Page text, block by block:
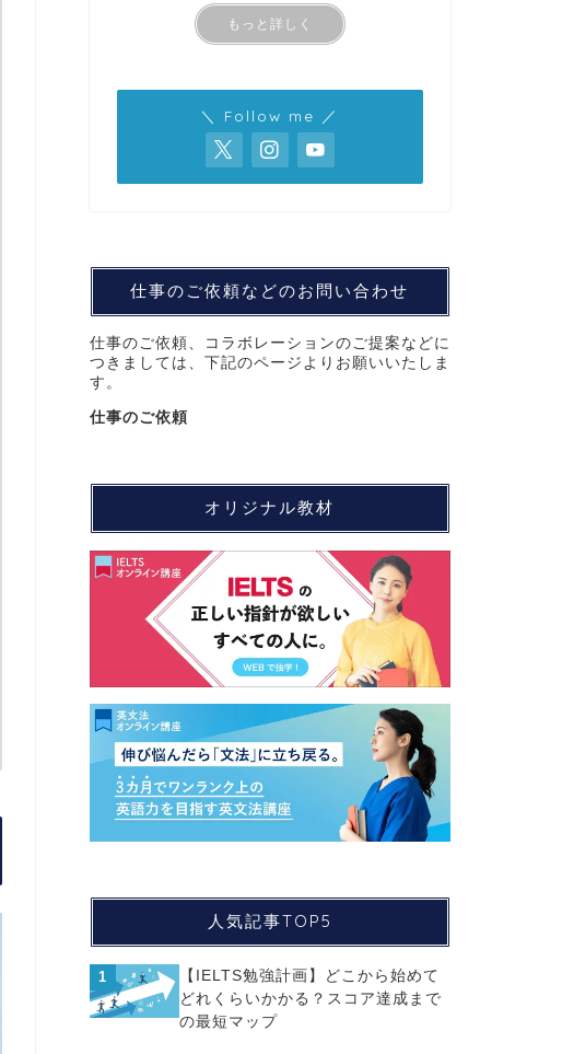
もっと詳しく
＼ Follow me ／
仕事のご依頼などのお問い合わせ
仕事のご依頼、コラボレーションのご提案などに
つきましては、下記のページよりお願いいたしま
す。
仕事のご依頼
オリジナル教材
人気記事TOP5
1
【IELTS勉強計画】どこから始めて
どれくらいかかる？スコア達成まで
の最短マップ